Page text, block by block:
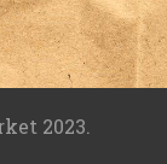
2023.